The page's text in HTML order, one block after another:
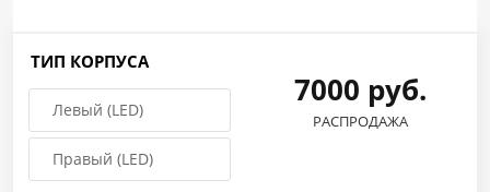
ТИП КОРПУСА
Левый (LED)
Правый (LED)
7000 руб.
РАСПРОДАЖА